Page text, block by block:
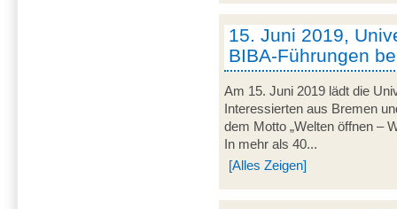
15. Juni 2019,
BIBA-Führungen
Am 15. Juni 2019 lädt die
Interessierten aus Bremen
dem Motto „Welten öffnen –
In mehr als 40...
[Alles Zeigen]